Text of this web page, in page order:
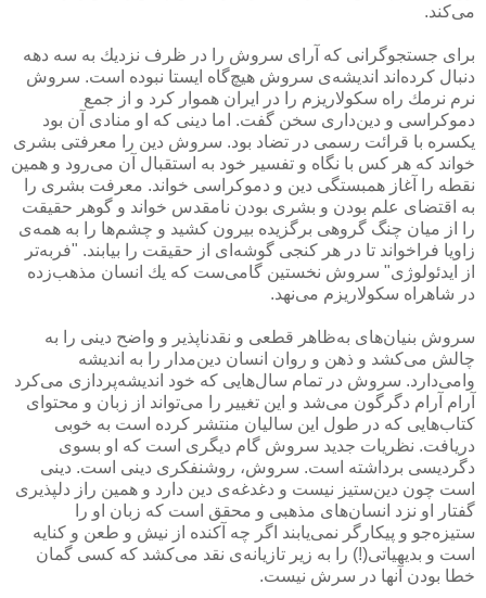
می‌كند.
برای جستجوگرانی كه آرای سروش را در ظرف نزدیك به سه دهه
دنبال كرده‌اند اندیشه‌ی سروش هیچ‌گاه ایستا نبوده است. سروش
نرم نرمك راه سكولاریزم را در ایران هموار كرد و از جمع
دموكراسی و دین‌داری سخن گفت. اما دینی كه او منادی آن بود
یكسره با قرائت رسمی در تضاد بود. سروش دین را معرفتی بشری
خواند كه هر كس با نگاه و تفسیر خود به استقبال آن می‌رود و همین
نقطه را آغاز همبستگی دین و دموكراسی خواند. معرفت بشری را
به اقتضای علم بودن و بشری بودن نامقدس خواند و گوهر حقیقت
را از میان چنگ گروهی برگزیده بیرون كشید و چشم‌ها را به همه‌ی
زاویا فراخواند تا در هر كنجی گوشه‌ای از حقیقت را بیابند. "فربه‌تر
از ایدئولوژی" سروش نخستین گامی‌ست كه یك انسان مذهب‌زده
در شاهراه سكولاریزم می‌نهد.
سروش بنیان‌های به‌ظاهر قطعی و نقدناپذیر و واضح دینی را به
چالش می‌كشد و ذهن و روان انسان دین‌مدار را به اندیشه
وامی‌دارد. سروش در تمام سال‌هایی كه خود اندیشه‌پردازی می‌كرد
آرام آرام دگرگون می‌شد و این تغییر را می‌تواند از زبان و محتوای
كتاب‌هایی كه در طول این سالیان منتشر كرده است به خوبی
دریافت. نظریات جدید سروش گام دیگری است كه او بسوی
دگردیسی برداشته است. سروش، روشنفكری دینی است. دینی
است چون دین‌ستیز نیست و دغدغه‌ی دین دارد و همین راز دلپذیری
گفتار او نزد انسان‌های مذهبی و محقق است كه زبان او را
ستیزه‌جو و پیكارگر نمی‌یابند اگر چه آكنده از نیش و طعن و كنایه
است و بدیهیاتی(!) را به زیر تازیانه‌ی نقد می‌كشد كه كسی گمان
خطا بودن آنها در سرش نیست.